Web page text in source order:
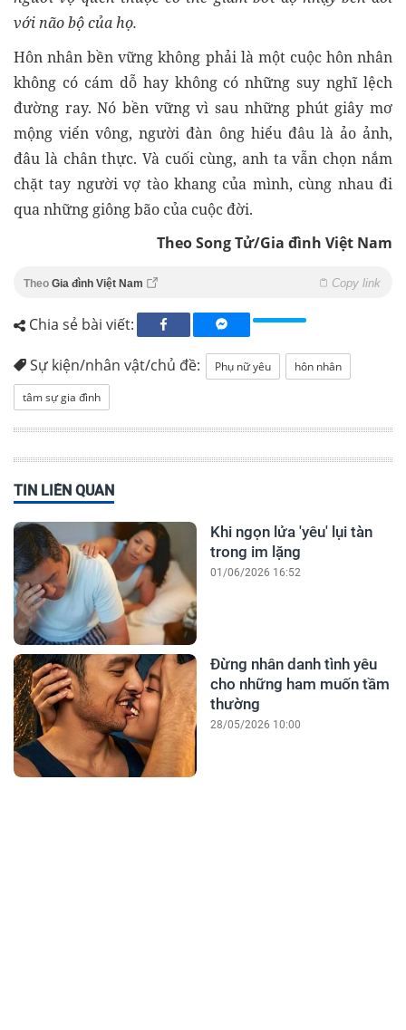
với não bộ của họ.
Hôn nhân bền vững không phải là một cuộc hôn nhân
không có cám dỗ hay không có những suy nghĩ lệch
đường ray. Nó bền vững vì sau những phút giây mơ
mộng viển vông, người đàn ông hiểu đâu là ảo ảnh,
đâu là chân thực. Và cuối cùng, anh ta vẫn chọn nắm
chặt tay người vợ tào khang của mình, cùng nhau đi
qua những giông bão của cuộc đời.
Theo Song Tử/Gia đình Việt Nam
Theo Gia đình Việt Nam Copy link
Chia sẻ bài viết:
Sự kiện/nhân vật/chủ đề: Phụ nữ yêu
hôn nhân
tâm sự gia đình
TIN LIÊN QUAN
Khi ngọn lửa 'yêu' lụi tàn
trong im lặng
01/06/2026 16:52
Đừng nhân danh tình yêu
cho những ham muốn tầm
thường
28/05/2026 10:00